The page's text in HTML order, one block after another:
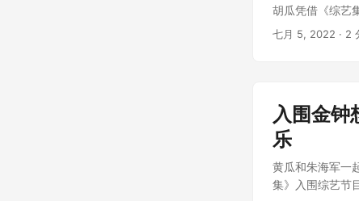
胡瓜凭借《综艺
七月 5, 2022 · 2
入围金钟
乐
黄瓜和朱海军一
集》入围综艺节